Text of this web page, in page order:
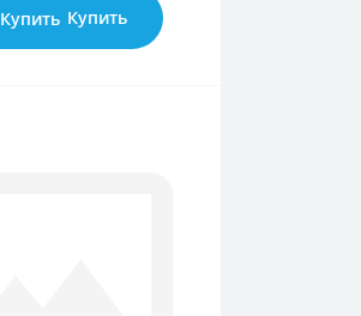
Купить